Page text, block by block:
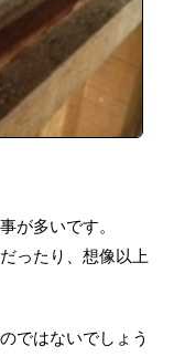
が多いです。
ったり、想像以上
ではないでしょう